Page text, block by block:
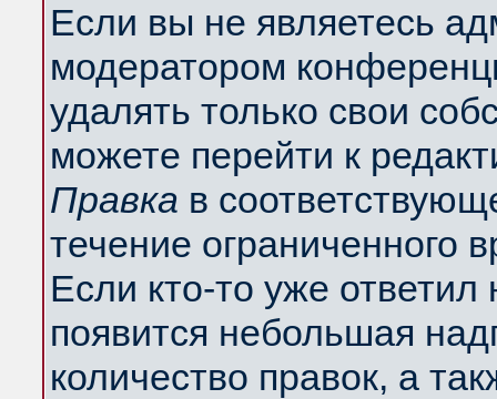
Если вы не являетесь
модератором
удалять только свои
можете перейти к
Правка в
течение ограниченного
Если кто-то уже
появится небольшая
количество правок, а